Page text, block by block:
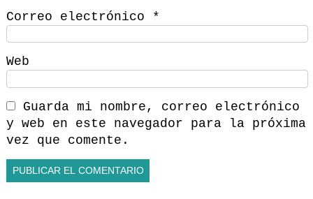
Correo electrónico *
Web
Guarda mi nombre, correo electrónico
y web en este navegador para la próxima
vez que comente.